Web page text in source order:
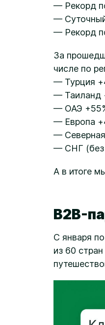
— Рекорд
—
— Рекорд
За
числе по
— Турция
— Таиланд
— ОАЭ
— Европа
—
— СНГ (без
А в итоге
B2B-
С января
из 60